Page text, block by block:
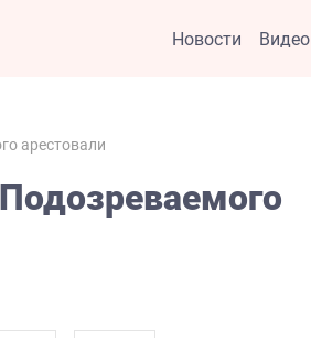
Новости Видео
арестовали